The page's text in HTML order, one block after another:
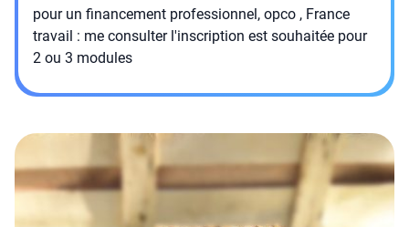
pour un financement professionnel, opco , France
travail : me consulter l'inscription est souhaitée pour
2 ou 3 modules